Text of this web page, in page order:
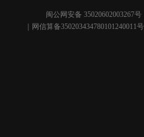
闽公网安备 35020602003267号
｜网信算备